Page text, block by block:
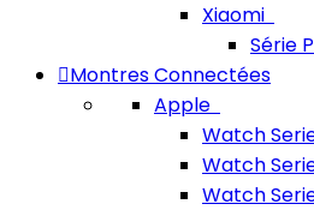
Xiaomi
Série
Montres Connectées
Apple
Watch
Watch
Watch